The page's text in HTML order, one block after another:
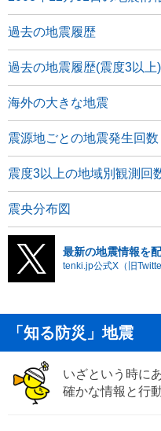
過去の地震履歴
過去の地震履歴(震度3以上)
海外の大きな地震
震源地ごとの地震発生回数
震度3以上の地域別観測回
震央分布図
最新の地震情報を
tenki.jp公式X（旧
「知る防災」地震
いざという時に
確かな情報と行